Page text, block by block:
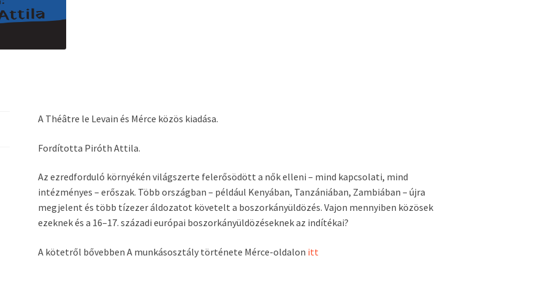
A Théâtre le Levain és Mérce közös kiadása.
Fordította Piróth Attila.
Az ezredforduló környékén világszerte felerősödött a nők elleni – mind kapcsolati, mind
intézményes – erőszak. Több országban – például Kenyában, Tanzániában, Zambiában – újra
megjelent és több tízezer áldozatot követelt a boszorkányüldözés. Vajon mennyiben közösek
ezeknek és a 16–17. századi európai boszorkányüldözéseknek az indítékai?
A kötetről bővebben A munkásosztály története Mérce-oldalon itt